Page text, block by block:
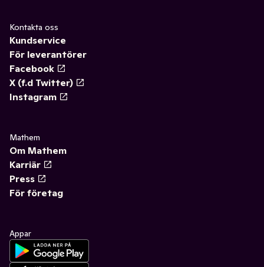
Kontakta oss
Kundservice
För leverantörer
Facebook
X (f.d Twitter)
Instagram
Mathem
Om Mathem
Karriär
Press
För företag
Appar